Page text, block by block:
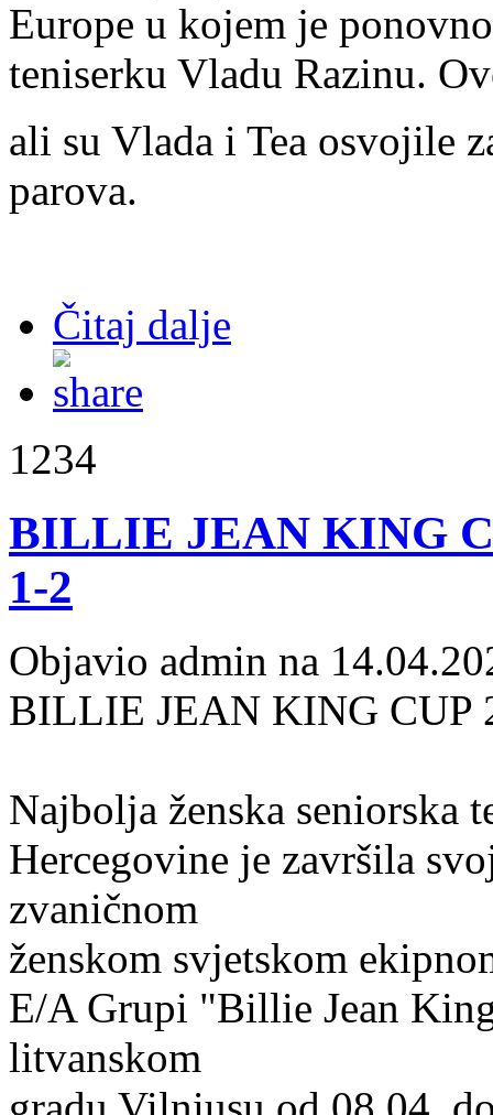
Europe u kojem je
teniserku Vladu Razinu.
ali su Vlada i Tea osvojile
parova.
Čitaj dalje
1234
BILLIE JEAN KING
1-2
Objavio admin na
BILLIE JEAN KING CUP
Najbolja ženska seniorska
Hercegovine je završila
zvaničnom
ženskom svjetskom
E/A Grupi "Billie Jean
litvanskom